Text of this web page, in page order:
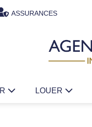
ASSURANCES
LOUER